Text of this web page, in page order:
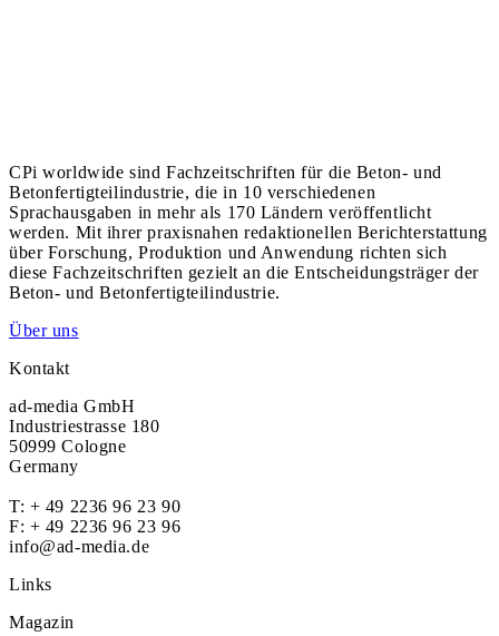
CPi worldwide sind Fachzeitschriften für die Beton- und
Betonfertigteilindustrie, die in 10 verschiedenen
Sprachausgaben in mehr als 170 Ländern veröffentlicht
werden. Mit ihrer praxisnahen redaktionellen Berichterstattung
über Forschung, Produktion und Anwendung richten sich
diese Fachzeitschriften gezielt an die Entscheidungsträger der
Beton- und Betonfertigteilindustrie.
Über uns
Kontakt
ad-media GmbH
Industriestrasse 180
50999 Cologne
Germany
T: + 49 2236 96 23 90
F: + 49 2236 96 23 96
info@ad-media.de
Links
Magazin